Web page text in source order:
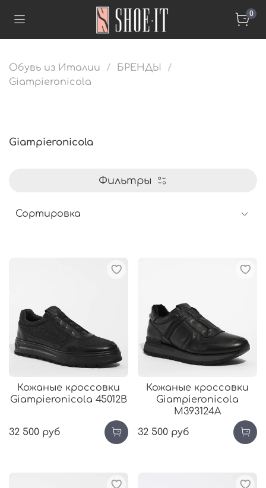
0
Обувь из Италии
БРЕНДЫ
Giampieronicola
Giampieronicola
Фильтры
Кожаные кроссовки
Giampieronicola 45012В
32 500 руб
Кожаные кроссовки
Giampieronicola
М393124А
32 500 руб